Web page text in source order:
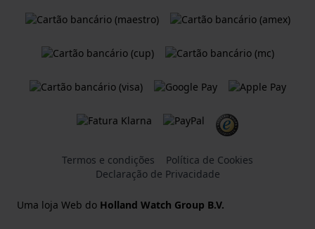
Termos e condições
Política de Cookies
Declaração de Privacidade
Uma loja Web do Holland Watch Group B.V.